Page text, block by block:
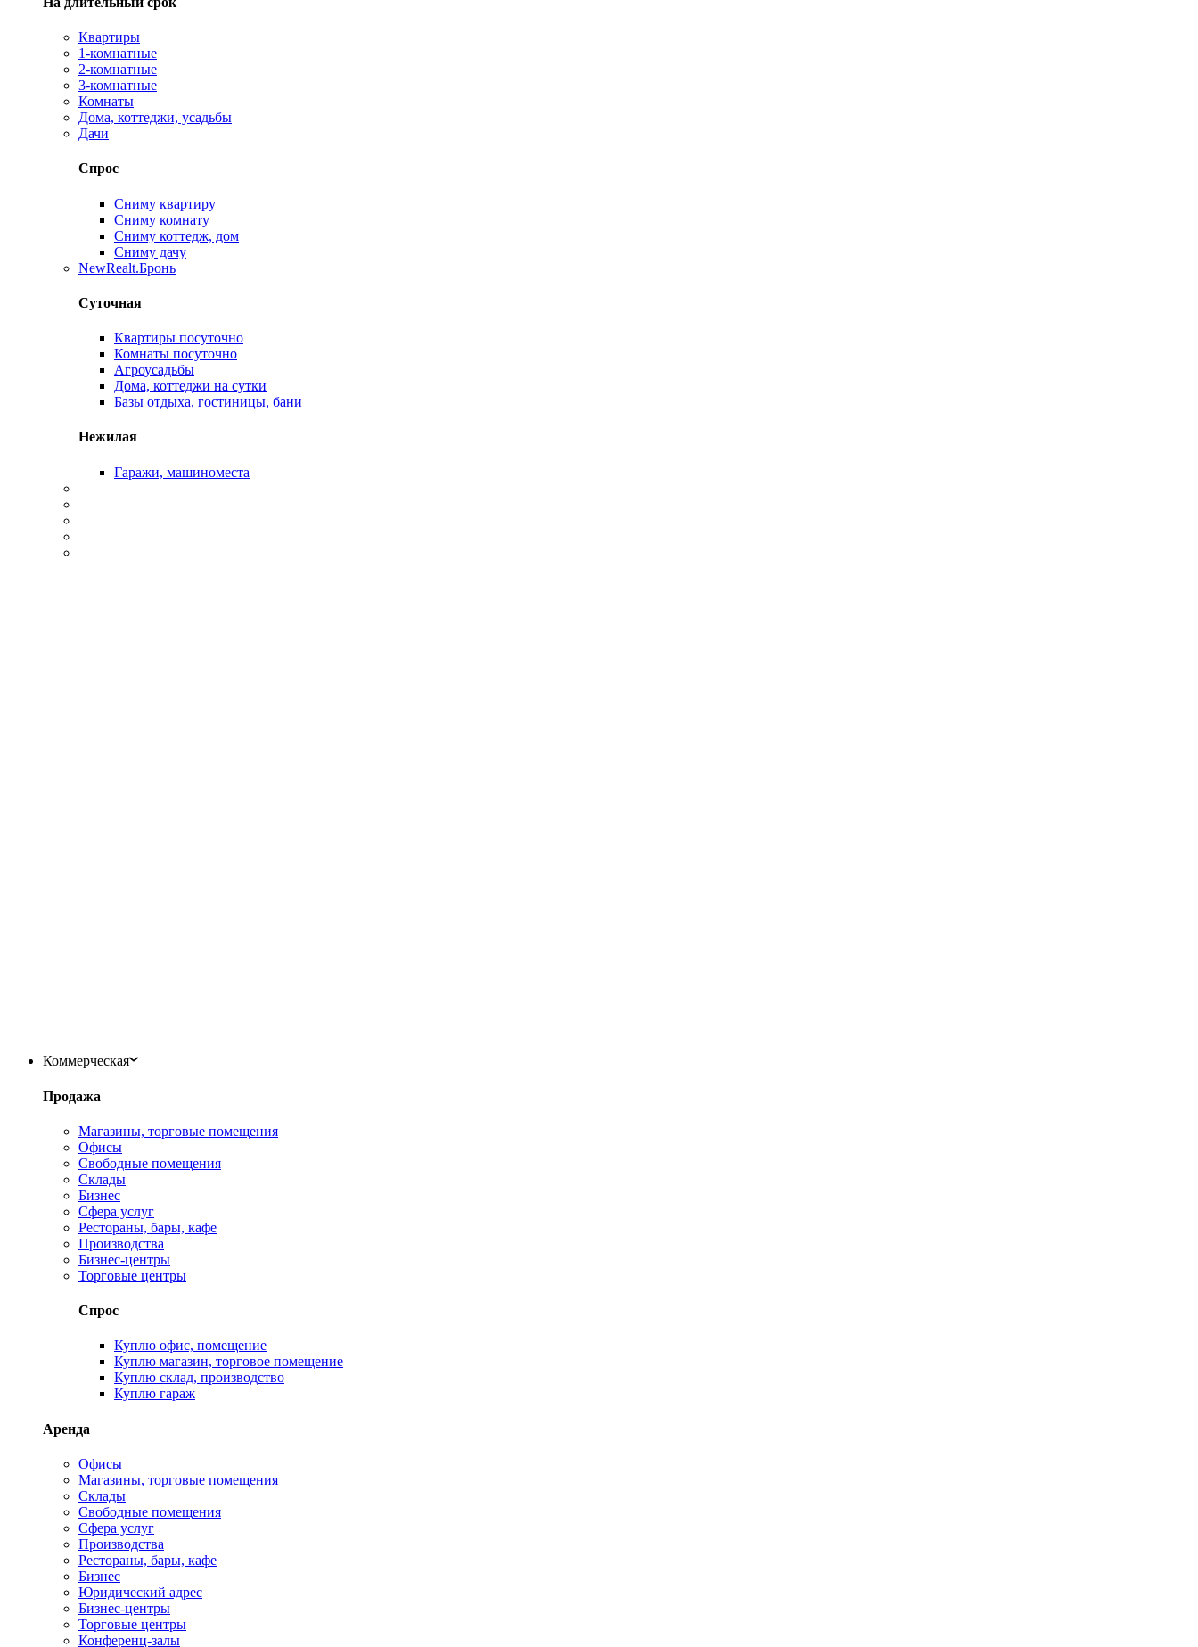
Квартиры
1-комнатные
2-комнатные
3-комнатные
Комнаты
Дома, коттеджи, усадьбы
Дачи
Спрос
Сниму квартиру
Сниму комнату
Сниму коттедж, дом
Сниму дачу
NewRealt.Бронь
Суточная
Квартиры посуточно
Комнаты посуточно
Агроусадьбы
Дома, коттеджи на сутки
Базы отдыха, гостиницы, бани
Нежилая
Гаражи, машиноместа
Коммерческая
Продажа
Магазины, торговые помещения
Офисы
Свободные помещения
Склады
Бизнес
Сфера услуг
Рестораны, бары, кафе
Производства
Бизнес-центры
Торговые центры
Спрос
Куплю офис, помещение
Куплю магазин, торговое помещение
Куплю склад, производство
Куплю гараж
Аренда
Офисы
Магазины, торговые помещения
Склады
Свободные помещения
Сфера услуг
Производства
Рестораны, бары, кафе
Бизнес
Юридический адрес
Бизнес-центры
Торговые центры
Конференц-залы